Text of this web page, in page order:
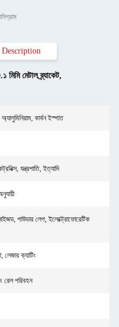
Description
মিমি মেটাল ব্র্যাকেট,
কার্বন ইস্পাত
যন্ত্রপাতি, ইত্যাদি
পাউডার লেপ, ইলেক্ট্রোফোরেটিক
লেজার ক্যাটিং
রেল পরিবহন